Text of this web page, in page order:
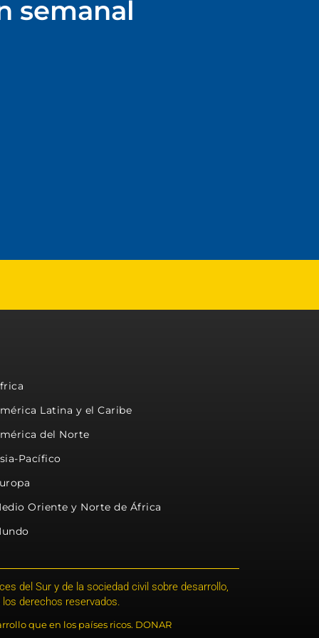
semanal
Latina y el Caribe
del Norte
Pacífico
Oriente y Norte de África
del Sur y de la sociedad civil sobre desarrollo,
derechos reservados.
que en los países ricos. DONAR